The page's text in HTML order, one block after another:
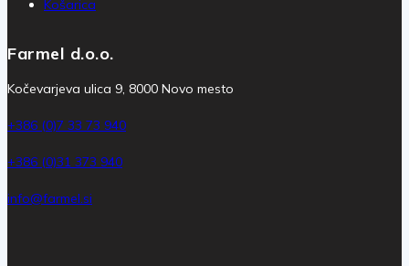
Košarica
Farmel d.o.o.
Kočevarjeva ulica 9, 8000 Novo mesto
+386 (0)7 33 73 940
+386 (0)31 373 940
info@farmel.si